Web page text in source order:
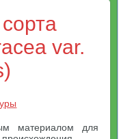
var.
материалом для